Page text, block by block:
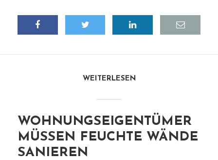
WEITERLESEN
WOHNUNGSEIGENTÜMER
MÜSSEN FEUCHTE WÄNDE
SANIEREN